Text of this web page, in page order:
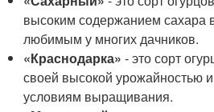
высоким содержанием сахара
любимым у многих дачников.
«Краснодарка» - это сорт
своей высокой урожайностью
условиям выращивания.